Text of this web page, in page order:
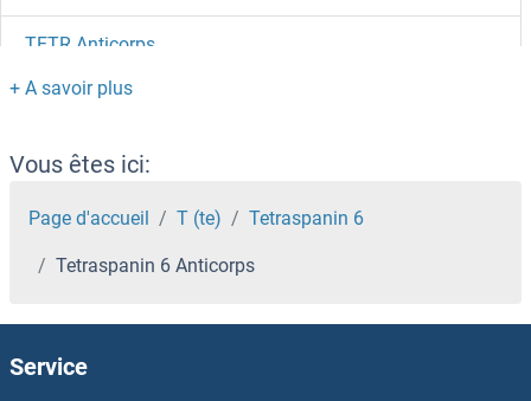
TETR Anticorps
Tetanus Toxin Anticorps
TET3 Anticorps
TET2 Anticorps
TET1 Anticorps
Vous êtes ici:
Page d'accueil T (te) Tetraspanin 6
Tetraspanin 6 Anticorps
Service